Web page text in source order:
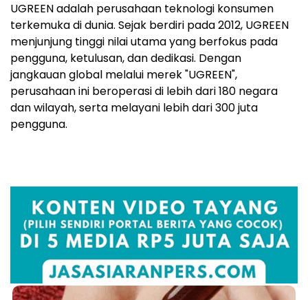
UGREEN adalah perusahaan teknologi konsumen
terkemuka di dunia. Sejak berdiri pada 2012, UGREEN
menjunjung tinggi nilai utama yang berfokus pada
pengguna, ketulusan, dan dedikasi. Dengan
jangkauan global melalui merek "UGREEN",
perusahaan ini beroperasi di lebih dari 180 negara
dan wilayah, serta melayani lebih dari 300 juta
pengguna.